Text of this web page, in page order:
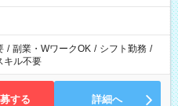
あります
/ 副業・WワークOK / シフト勤務 /
キル不要
する 詳細へ